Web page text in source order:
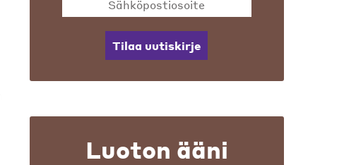
Tilaa uutiskirje
Luoton ääni